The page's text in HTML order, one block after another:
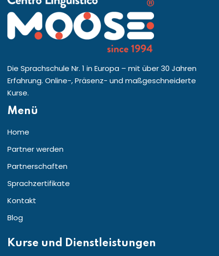
Die Sprachschule Nr. 1 in Europa – mit über 30 Jahren
Erfahrung. Online-, Präsenz- und maßgeschneiderte
Kurse.
Menü
Home
Partner werden
Partnerschaften
Sprachzertifikate
Kontakt
Blog
Kurse und Dienstleistungen